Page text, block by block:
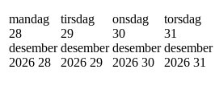
mandag
28
desember
2026 28
tirsdag
29
desember
2026 29
onsdag
30
desember
2026 30
torsdag
31
desember
2026 31